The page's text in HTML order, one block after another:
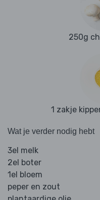
250g
1 zakje
Wat je verder nodig hebt
3el melk
2el boter
1el bloem
peper en zout